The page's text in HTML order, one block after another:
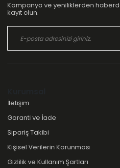
Kampanya ve yeniliklerden
kayıt olun.
İletişim
Garanti ve İade
Sipariş Takibi
Kişisel Verilerin Korunması
Gizlilik ve Kullanım Şartları